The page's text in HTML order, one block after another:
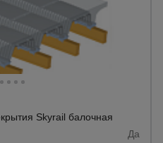
Skyrail балочная
Да